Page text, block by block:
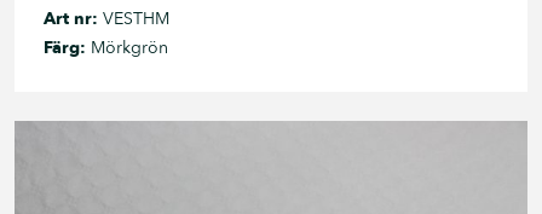
Art nr: VESTHM
Färg: Mörkgrön